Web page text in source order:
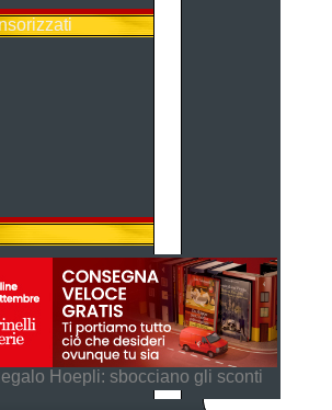
Hoepli: sbocciano gli sconti